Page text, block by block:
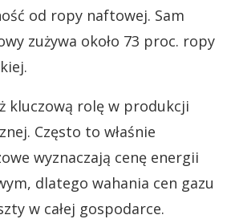
od ropy naftowej. Sam
zużywa około 73 proc. ropy
kluczową rolę w produkcji
Często to właśnie
wyznaczają cenę energii
dlatego wahania cen gazu
w całej gospodarce.